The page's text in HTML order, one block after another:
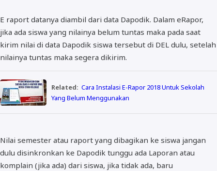
E raport datanya diambil dari data Dapodik. Dalam eRapor,
jika ada siswa yang nilainya belum tuntas maka pada saat
kirim nilai di data Dapodik siswa tersebut di DEL dulu, setelah
nilainya tuntas maka segera dikirim.
Related: Cara Instalasi E-Rapor 2018 Untuk Sekolah
Yang Belum Menggunakan
Nilai semester atau raport yang dibagikan ke siswa jangan
dulu disinkronkan ke Dapodik tunggu ada Laporan atau
komplain (jika ada) dari siswa, jika tidak ada, baru